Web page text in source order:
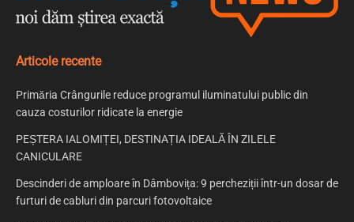
Articole recente
Primăria Crângurile reduce programul iluminatului public din
cauza costurilor ridicate la energie
PEȘTERA IALOMIȚEI, DESTINAȚIA IDEALĂ ÎN ZILELE
CANICULARE
Descinderi de amploare în Dâmbovița: 9 percheziții într-un dosar de
furturi de cabluri din parcuri fotovoltaice